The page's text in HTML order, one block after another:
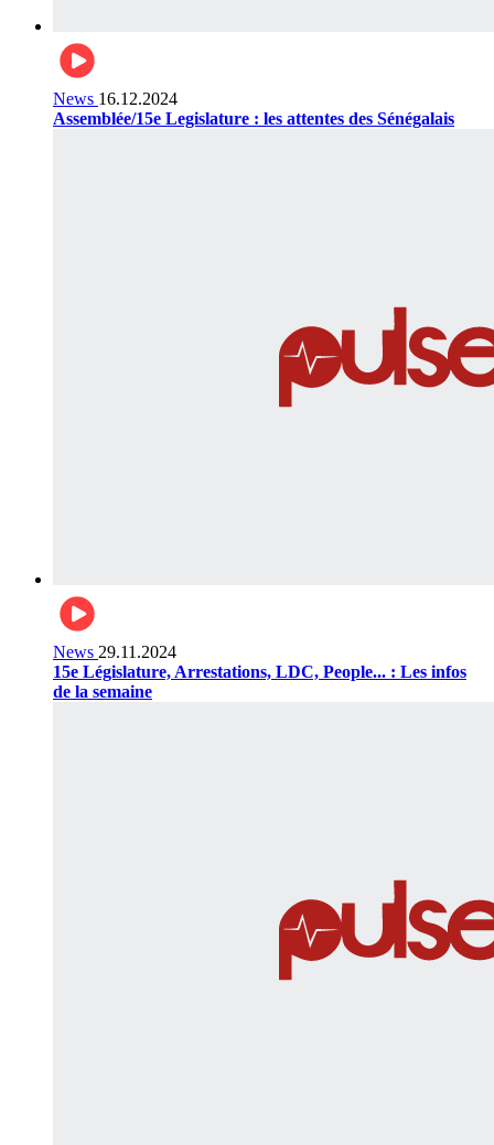
News 16.12.2024
Assemblée/15e Legislature : les attentes des Sénégalais
News 29.11.2024
15e Législature, Arrestations, LDC, People... : Les infos
de la semaine